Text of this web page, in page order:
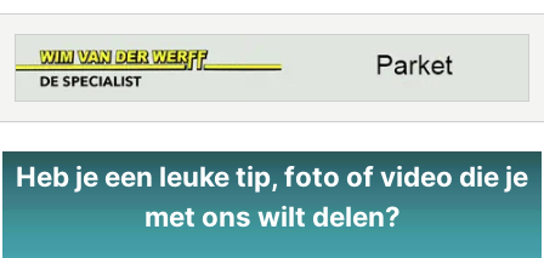
Heb je een leuke tip, foto of video die je
met ons wilt delen?